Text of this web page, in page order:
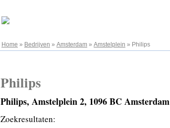
Home » Bedrijven » Amsterdam » Amstelplein » Philips
Philips
Philips, Amstelplein 2, 1096 BC Amsterdam
Zoekresultaten: